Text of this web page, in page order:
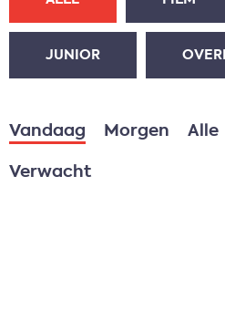
JUNIOR
Vandaag Morgen Alle
Verwacht